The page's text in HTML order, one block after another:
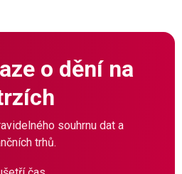
o dění na
souhrnu dat a
trhů.